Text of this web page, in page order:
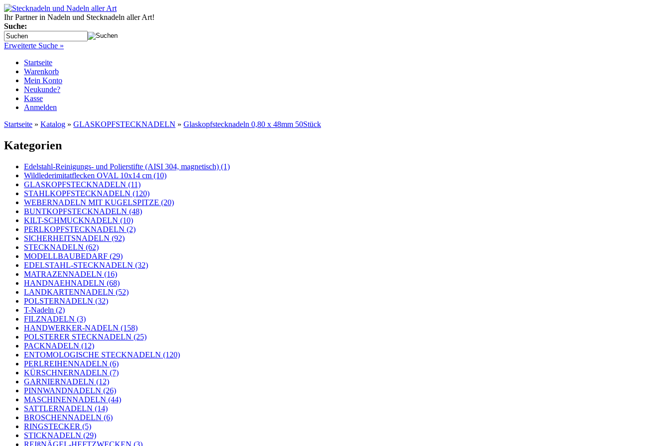
Ihr Partner in Nadeln und Stecknadeln aller Art!
Suche:
Erweiterte Suche »
Startseite
Warenkorb
Mein Konto
Neukunde?
Kasse
Anmelden
Startseite » Katalog » GLASKOPFSTECKNADELN » Glaskopfstecknadeln 0,80 x 48mm 50Stück
Kategorien
Edelstahl-Reinigungs- und Polierstifte (AISI 304, magnetisch) (1)
Wildlederimitatflecken OVAL 10x14 cm (10)
GLASKOPFSTECKNADELN (11)
STAHLKOPFSTECKNADELN (120)
WEBERNADELN MIT KUGELSPITZE (20)
BUNTKOPFSTECKNADELN (48)
KILT-SCHMUCKNADELN (10)
PERLKOPFSTECKNADELN (2)
SICHERHEITSNADELN (92)
STECKNADELN (62)
MODELLBAUBEDARF (29)
EDELSTAHL-STECKNADELN (32)
MATRAZENNADELN (16)
HANDNAEHNADELN (68)
LANDKARTENNADELN (52)
POLSTERNADELN (32)
T-Nadeln (2)
FILZNADELN (3)
HANDWERKER-NADELN (158)
POLSTERER STECKNADELN (25)
PACKNADELN (12)
ENTOMOLOGISCHE STECKNADELN (120)
PERLREIHENNADELN (6)
KÜRSCHNERNADELN (7)
GARNIERNADELN (12)
PINNWANDNADELN (26)
MASCHINENNADELN (44)
SATTLERNADELN (14)
BROSCHENNADELN (6)
RINGSTECKER (5)
STICKNADELN (29)
REIßNÄGEL-HEFTZWECKEN (3)